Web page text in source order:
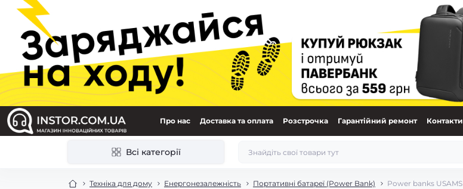
Про нас Доставка та оплата Розстрочка Гарантійний ремонт Контакти
Всі категорії
Техніка для дому Енергонезалежність Портативні батареї (Power Bank) Power banks USAMS